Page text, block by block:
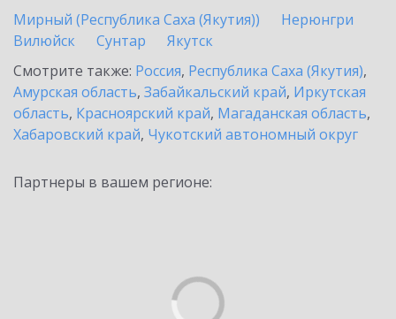
Мирный (Республика Саха (Якутия))
Нерюнгри
Вилюйск
Сунтар
Якутск
Смотрите также: Россия, Республика Саха (Якутия),
Амурская область, Забайкальский край, Иркутская
область, Красноярский край, Магаданская область,
Хабаровский край, Чукотский автономный округ
Партнеры в вашем регионе: